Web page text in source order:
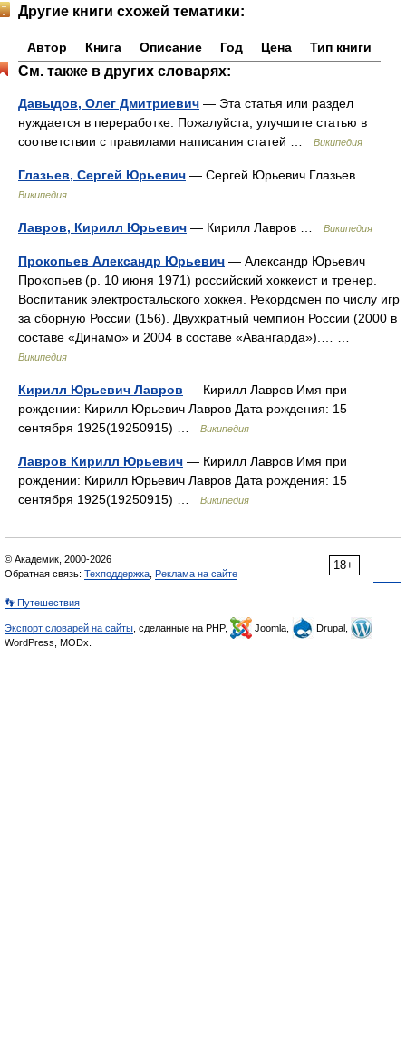
Другие книги схожей тематики:
Автор Книга Описание Год Цена Тип книги
См. также в других словарях:
Давыдов, Олег Дмитриевич — Эта статья или раздел
нуждается в переработке. Пожалуйста, улучшите статью в
соответствии с правилами написания статей …
Википедия
Глазьев, Сергей Юрьевич — Сергей Юрьевич Глазьев …
Википедия
Лавров, Кирилл Юрьевич — Кирилл Лавров … Википедия
Прокопьев Александр Юрьевич — Александр Юрьевич
Прокопьев (р. 10 июня 1971) российский хоккеист и тренер.
Воспитаник электростальского хоккея. Рекордсмен по числу игр
за сборную России (156). Двухкратный чемпион России (2000 в
составе «Динамо» и 2004 в составе «Авангарда»).… …
Википедия
Кирилл Юрьевич Лавров — Кирилл Лавров Имя при
рождении: Кирилл Юрьевич Лавров Дата рождения: 15
сентября 1925(19250915) …
Википедия
Лавров Кирилл Юрьевич — Кирилл Лавров Имя при
рождении: Кирилл Юрьевич Лавров Дата рождения: 15
сентября 1925(19250915) …
Википедия
18+
© Академик, 2000-2026
Обратная связь: Техподдержка Реклама на сайте
👣 Путешествия
Экспорт словарей на сайты , сделанные на PHP, Joomla,
Drupal,
WordPress, MODx.